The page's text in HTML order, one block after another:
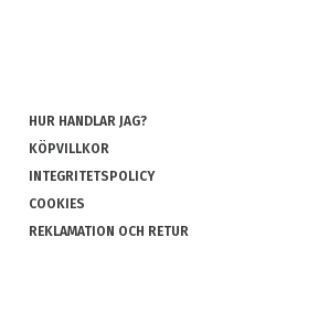
HUR HANDLAR JAG?
KÖPVILLKOR
INTEGRITETSPOLICY
COOKIES
REKLAMATION OCH RETUR